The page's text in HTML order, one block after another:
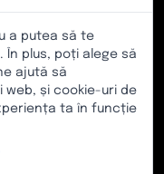
Chopos, fără
(Țara Bascilor)
185
a putea să te
În plus, poți alege să
ajută să
și cookie-uri de
ta în funcție